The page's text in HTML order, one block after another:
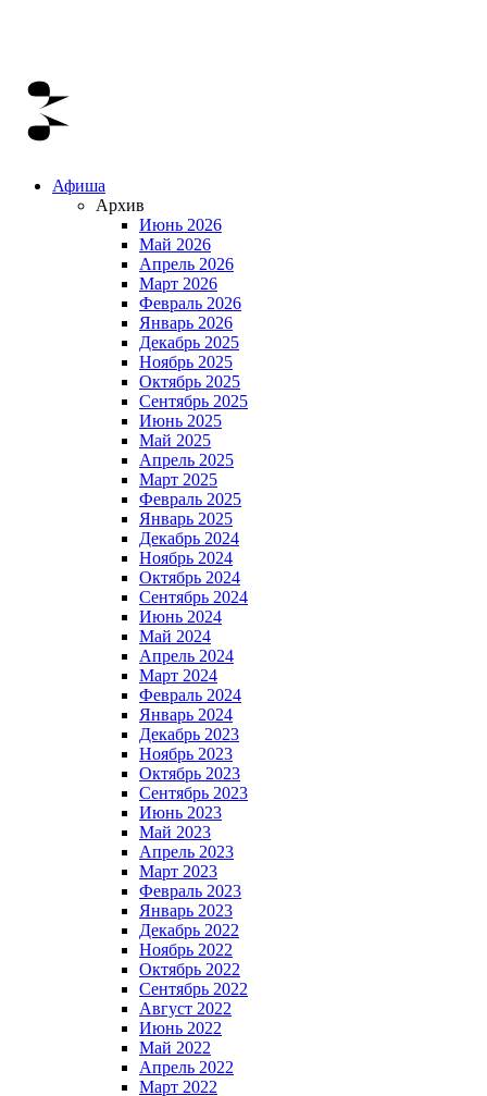
Афиша
Архив
Июнь 2026
Май 2026
Апрель 2026
Март 2026
Февраль 2026
Январь 2026
Декабрь 2025
Ноябрь 2025
Октябрь 2025
Сентябрь 2025
Июнь 2025
Май 2025
Апрель 2025
Март 2025
Февраль 2025
Январь 2025
Декабрь 2024
Ноябрь 2024
Октябрь 2024
Сентябрь 2024
Июнь 2024
Май 2024
Апрель 2024
Март 2024
Февраль 2024
Январь 2024
Декабрь 2023
Ноябрь 2023
Октябрь 2023
Сентябрь 2023
Июнь 2023
Май 2023
Апрель 2023
Март 2023
Февраль 2023
Январь 2023
Декабрь 2022
Ноябрь 2022
Октябрь 2022
Сентябрь 2022
Август 2022
Июнь 2022
Май 2022
Апрель 2022
Март 2022